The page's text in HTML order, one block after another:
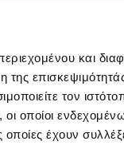
και
τον
οποίοι
έχουν